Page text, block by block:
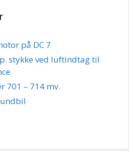
på DC 7
stykke ved luftindtag til
701 – 714 mv.